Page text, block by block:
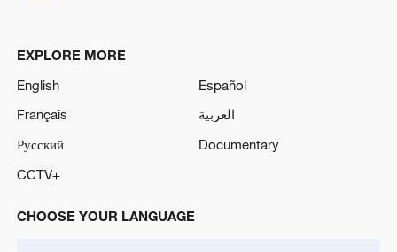
EXPLORE MORE
English
Español
Français
العربية
Русский
Documentary
CCTV+
CHOOSE YOUR LANGUAGE